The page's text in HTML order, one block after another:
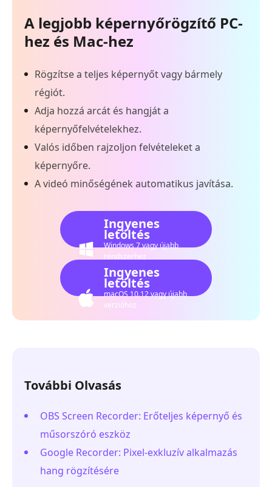
A legjobb képernyőrögzítő PC-
hez és Mac-hez
Rögzítse a teljes képernyőt vagy bármely
régiót.
Adja hozzá arcát és hangját a
képernyőfelvételekhez.
Valós időben rajzoljon felvételeket a
képernyőre.
A videó minőségének automatikus javítása.
Ingyenes
letöltés
Windows 7 vagy újabb
rendszerhez
Ingyenes
letöltés
macOS 10.12 vagy újabb
verzióhoz
További Olvasás
OBS Screen Recorder: Erőteljes képernyő és
műsorszóró eszköz
Google Recorder: Pixel-exkluzív alkalmazás
hang rögzítésére